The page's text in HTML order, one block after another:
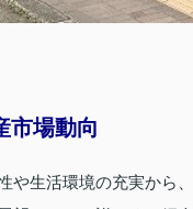
市場動向
や生活環境の充実から